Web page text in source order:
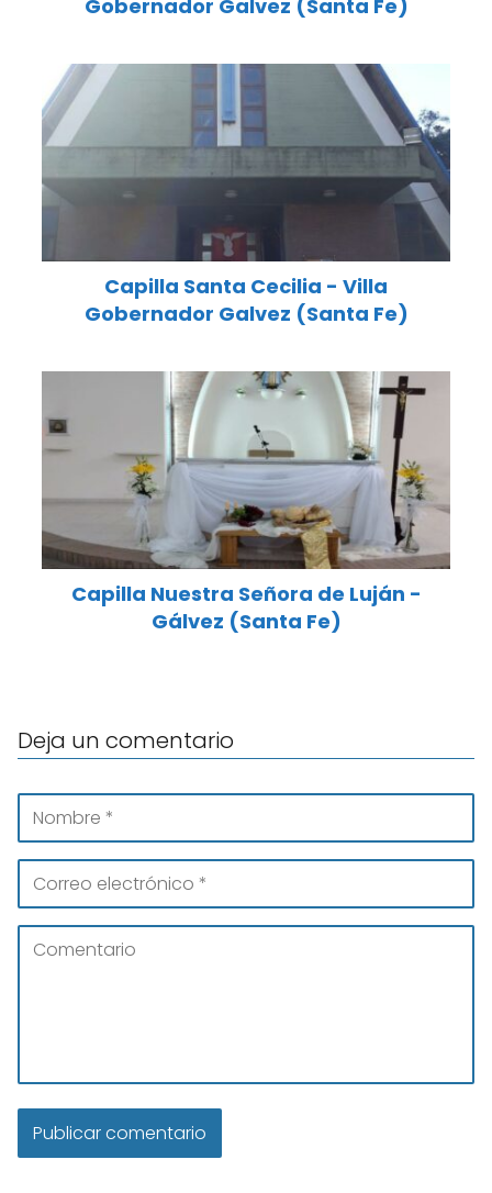
Gobernador Galvez (Santa Fe)
Capilla Santa Cecilia - Villa
Gobernador Galvez (Santa Fe)
Capilla Nuestra Señora de Luján -
Gálvez (Santa Fe)
Deja un comentario